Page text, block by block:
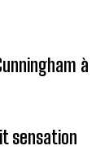
à
sensation